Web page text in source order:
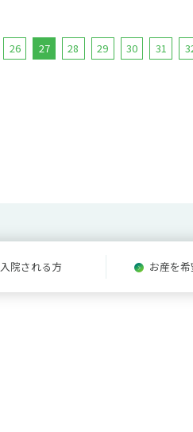
26 27 28 29 30 31
入院される方 お産を